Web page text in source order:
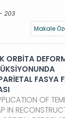
203
Makale
ORBİTA
FASYA
OF
IN